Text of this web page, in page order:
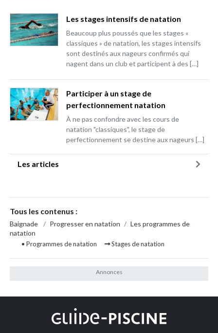
Les stages intensifs de natation
Beaucoup plus poussés que les stages «
classiques » de natation, les stages intensifs
sont destinés aux nageurs confirmés qui
nagent dans un club et participent à des […]
Participer à un stage de
perfectionnement natation
À ne pas confondre avec les cours de
natation "classiques", le stage de
perfectionnement se destine aux nageurs […]
Les articles
Tous les contenus :
Baignade / Progresser en natation / Les programmes de
natation
• Programmes de natation Stages de natation